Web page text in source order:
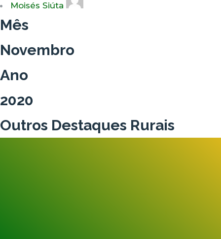
Moisés Siúta
Mês
Novembro
Ano
2020
Outros Destaques Rurais